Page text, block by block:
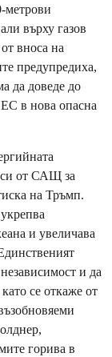
метрови
върху газов
вноса на
предупредиха,
да доведе до
в нова опасна
от САЩ за
на Тръмп.
и увеличава
и да
се откаже от
горива в